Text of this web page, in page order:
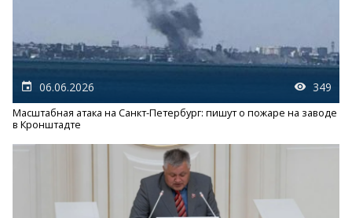
06.06.2026 349
Масштабная атака на Санкт-Петербург: пишут о пожаре на заводе
в Кронштадте